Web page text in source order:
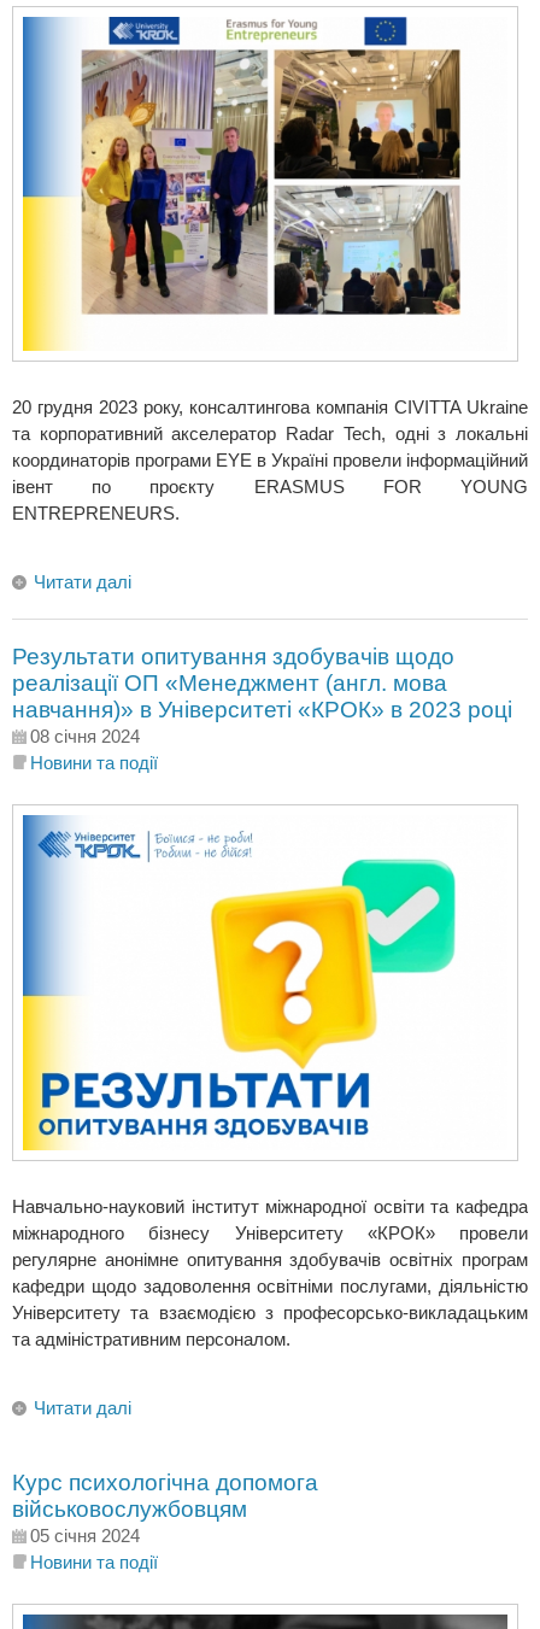
20 грудня 2023 року, консалтингова компанія CIVITTA Ukraine
та корпоративний акселератор Radar Tech, одні з локальні
координаторів програми EYE в Україні провели інформаційний
івент по проєкту ERASMUS FOR YOUNG
ENTREPRENEURS.
Читати далі
Результати опитування здобувачів щодо
реалізації ОП «Менеджмент (англ. мова
навчання)» в Університеті «КРОК» в 2023 році
08 січня 2024
Новини та події
Навчально-науковий інститут міжнародної освіти та кафедра
міжнародного бізнесу Університету «КРОК» провели
регулярне анонімне опитування здобувачів освітніх програм
кафедри щодо задоволення освітніми послугами, діяльністю
Університету та взаємодією з професорсько-викладацьким
та адміністративним персоналом.
Читати далі
Курс психологічна допомога
військовослужбовцям
05 січня 2024
Новини та події